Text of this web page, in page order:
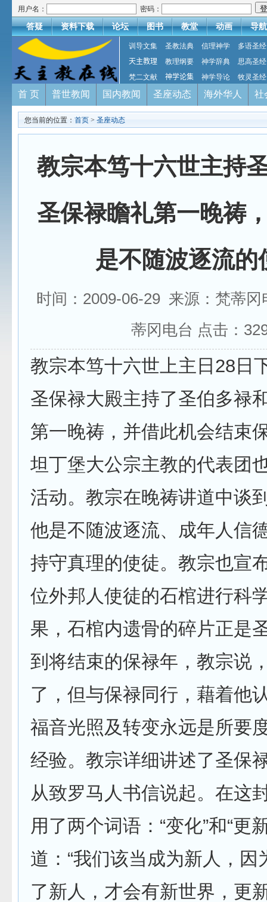
用户名： 密码：
答疑 资料下载 论坛 图书 教堂 动画 导航
训导文集 圣教法典 信理神学
多语圣经
天主教理
教理纲要 神学辞典
思高圣经
梵二文献
神学论集 神学导论 牧灵圣经
首 页 普世教闻 国内教闻 圣座动态 海外华人 社
您当前的位置： 首页 > 圣座动态
教宗本笃十六世主持
圣保禄瞻礼第一晚祷
是不随波逐流的
时间：2009-06-29 来源：梵蒂
蒂冈电台 点击：
教宗本笃十六世上主日28日
圣保禄大殿主持了圣伯多禄
第一晚祷，并借此机会结束
坦丁堡大公宗主教的代表团
活动。教宗在晚祷讲道中谈
他是不随波逐流、成年人信
持守真理的使徒。教宗也宣
位外邦人使徒的石棺进行科
果，石棺内遗骨的碎片正是
到将结束的保禄年，教宗说
了，但与保禄同行，藉着他
福音光照及转变永远是所要
经验。教宗详细讲述了圣保
从致罗马人书信说起。在这
用了两个词语：“变化”和“更
道：“我们该当成为新人，因
了新人，才会有新世界，更